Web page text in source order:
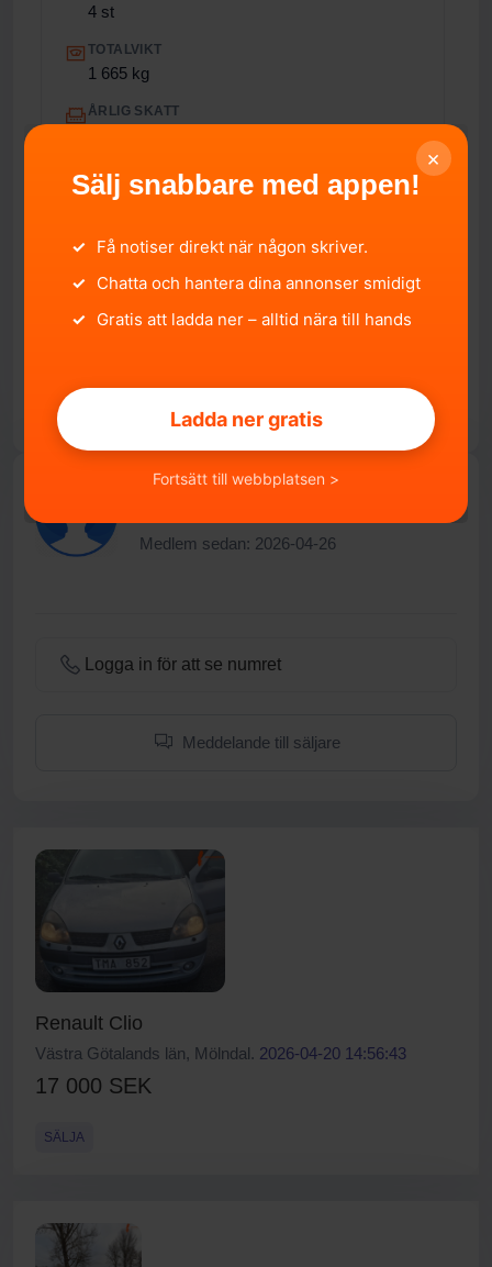
4 st
TOTALVIKT
1 665 kg
ÅRLIG SKATT
EURO-UTSLÄPPSNORM
Inte specificerat
Avställt
Nej
Medlem sedan: 2026-04-26
Logga in för att se numret
Meddelande till säljare
Renault Clio
Västra Götalands län, Mölndal. 2026-04-20 14:56:43
17 000 SEK
SÄLJA
×
Sälj snabbare med appen!
✓ Få notiser direkt när någon skriver.
✓ Chatta och hantera dina annonser smidigt
✓ Gratis att ladda ner – alltid nära till hands
Ladda ner gratis
Fortsätt till webbplatsen >